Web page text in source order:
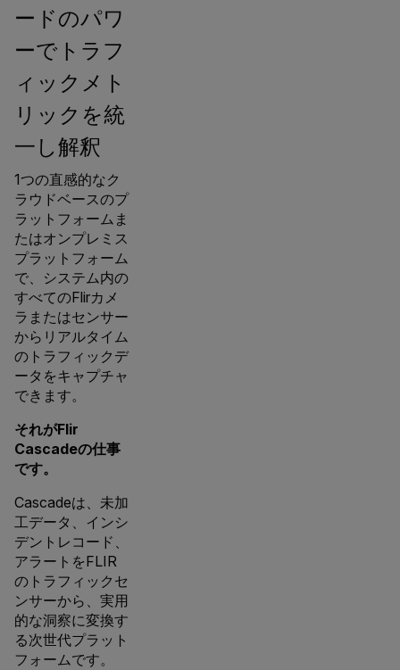
ードのパワ
ーでトラフ
ィックメト
リックを統
一し解釈
1つの直感的なク
ラウドベースのプ
ラットフォームま
たはオンプレミス
プラットフォーム
で、システム内の
すべてのFlirカメ
ラまたはセンサー
からリアルタイム
のトラフィックデ
ータをキャプチャ
できます。
それがFlir
Cascadeの仕事
です。
Cascadeは、未加
工データ、インシ
デントレコード、
アラートをFLIR
のトラフィックセ
ンサーから、実用
的な洞察に変換す
る次世代プラット
フォームです。